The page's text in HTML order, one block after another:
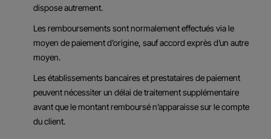
dispose autrement.
Les remboursements sont normalement effectués via le
moyen de paiement d’origine, sauf accord exprès d’un autre
moyen.
Les établissements bancaires et prestataires de paiement
peuvent nécessiter un délai de traitement supplémentaire
avant que le montant remboursé n’apparaisse sur le compte
du client.